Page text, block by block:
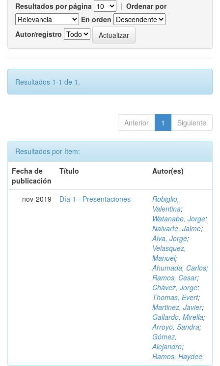
Resultados por página | Ordenar por
En orden
Autor/registro
Resultados 1-1 de 1.
Anterior 1 Siguiente
Resultados por ítem:
Fecha de
publicación
Título Autor(es)
nov-2019 Día 1 - Presentaciones
Robiglio,
Valentina;
Watanabe, Jorge;
Nalvarte, Jaime;
Alva, Jorge;
Velasquez,
Manuel;
Ahumada, Carlos;
Ramos, Cesar;
Chávez, Jorge;
Thomas, Evert;
Martinez, Javier;
Gallardo, Mirella;
Arroyo, Sandra;
Gómez,
Alejandro;
Ramos, Haydee